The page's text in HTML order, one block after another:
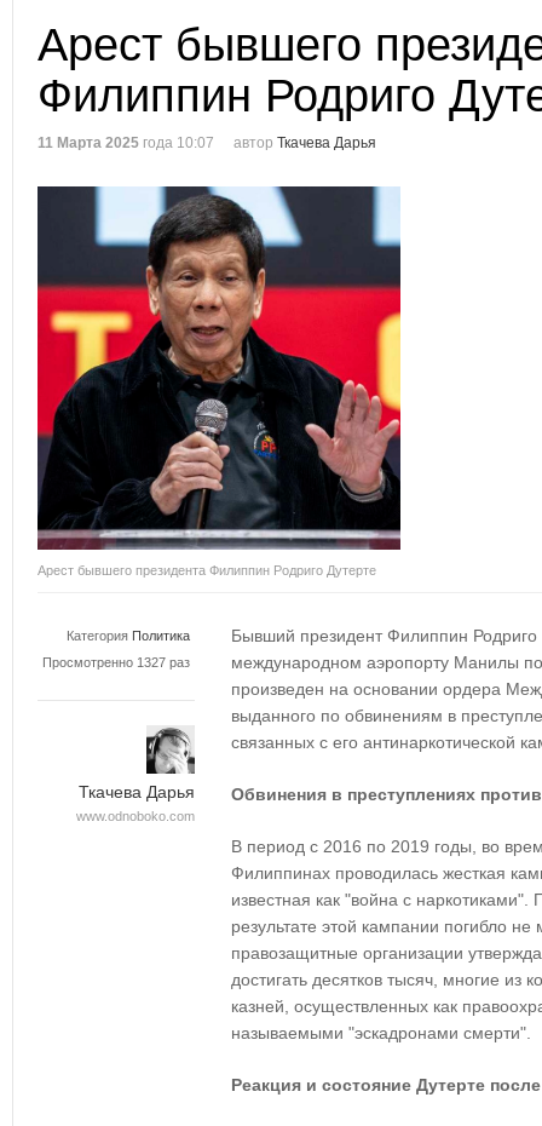
Арест бывшего
Филиппин Родриго
11 Марта 2025 года 10:07 автор Ткачева Дарья
Арест бывшего президента Филиппин Родриго Дутерте
Категория Политика
Просмотренно 1327 раз
Ткачева Дарья
www.odnoboko.com
Бывший президент Филиппин Родриго
международном аэропорту Манилы
произведен на основании ордера
выданного по обвинениям в
связанных с его антинаркотической
Обвинения в преступлениях
В период с 2016 по 2019 годы, во
Филиппинах проводилась жесткая
известная как "война с
результате этой кампании погибло
правозащитные организации
достигать десятков тысяч, многие из
казней, осуществленных как
называемыми "эскадронами смерти".
Реакция и состояние Дутерте